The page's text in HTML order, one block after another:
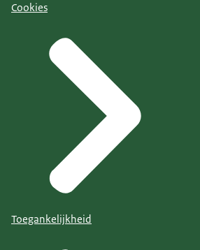
Cookies
Toegankelijkheid